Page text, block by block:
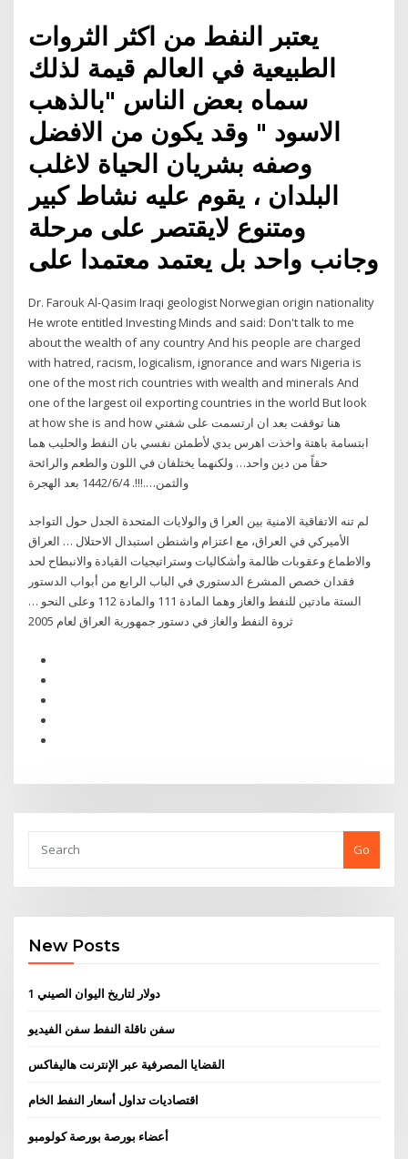
يعتبر النفط من اكثر الثروات
الطبيعية في العالم قيمة لذلك
سماه بعض الناس "بالذهب
الاسود " وقد يكون من الافضل
وصفه بشريان الحياة لاغلب
البلدان ، يقوم عليه نشاط كبير
ومتنوع لايقتصر على مرحلة
وجانب واحد بل يعتمد معتمدا على
Dr. Farouk Al-Qasim Iraqi geologist Norwegian origin nationality
He wrote entitled Investing Minds and said: Don't talk to me
about the wealth of any country And his people are charged
with hatred, racism, logicalism, ignorance and wars Nigeria is
one of the most rich countries with wealth and minerals And
one of the largest oil exporting countries in the world But look
at how she is and how هنا توقفت بعد ان ارتسمت على شفتي
ابتسامة باهتة واخذت اهرس يدي لأطمئن نفسي بان النفط والحليب هما
حقاً من دين واحد… ولكنهما يختلفان في اللون والطعم والرائحة
والثمن….!!!. 4‏‏/6‏‏/1442 بعد الهجرة
لم تنه الاتفاقية الامنية بين العرا ق والولايات المتحدة الجدل حول التواجد
الأميركي في العراق، مع اعتزام واشنطن استبدال الاحتلال … العراق
والاطماع وعقوبات ظالمة وأشكاليات وستراتيجيات القيادة والانبطاح لحد
فقدان خصص المشرع الدستوري في الباب الرابع من أبواب الدستور
الستة مادتين للنفط والغاز وهما المادة 111 والمادة 112 وعلى النحو …
ثروة النفط والغاز في دستور جمهورية العراق لعام 2005
Go
New Posts
1 دولار لتاريخ اليوان الصيني
سفن ناقلة النفط سفن الفيديو
القضايا المصرفية عبر الإنترنت هاليفاكس
اقتصاديات تداول أسعار النفط الخام
أعضاء بورصة بورصة كولومبو